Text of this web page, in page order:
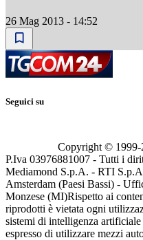
26 Mag 2013 - 14:52
Seguici su
Copyright © 1999-
P.Iva 03976881007 - Tutti i
Mediamond S.p.A. - RTI
Amsterdam (Paesi Bassi) -
Monzese (MI)Rispetto ai
riprodotti è vietata ogni
sistemi di intelligenza
espresso di utilizzare mezzi